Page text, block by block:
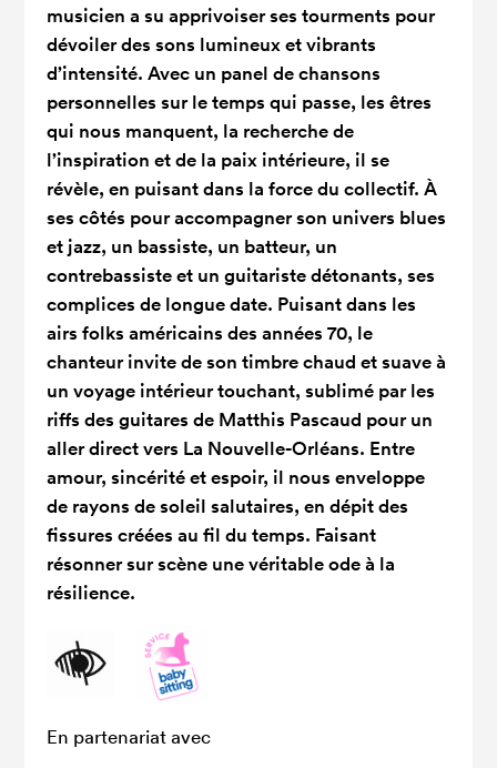
musicien a su apprivoiser ses tourments pour
dévoiler des sons lumineux et vibrants
d’intensité. Avec un panel de chansons
personnelles sur le temps qui passe, les êtres
qui nous manquent, la recherche de
l’inspiration et de la paix intérieure, il se
révèle, en puisant dans la force du collectif. À
ses côtés pour accompagner son univers blues
et jazz, un bassiste, un batteur, un
contrebassiste et un guitariste détonants, ses
complices de longue date. Puisant dans les
airs folks américains des années 70, le
chanteur invite de son timbre chaud et suave à
un voyage intérieur touchant, sublimé par les
riffs des guitares de Matthis Pascaud pour un
aller direct vers La Nouvelle-Orléans. Entre
amour, sincérité et espoir, il nous enveloppe
de rayons de soleil salutaires, en dépit des
fissures créées au fil du temps. Faisant
résonner sur scène une véritable ode à la
résilience.
En partenariat avec